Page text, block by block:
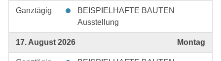
Ganztägig
BEISPIELHAFTE BAUTEN
Ausstellung
17. August 2026 Montag